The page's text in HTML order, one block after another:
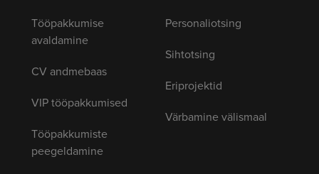
Tööpakkumise
avaldamine
CV andmebaas
VIP tööpakkumised
Tööpakkumiste
peegeldamine
Personaliotsing
Sihtotsing
Eriprojektid
Värbamine välismaal